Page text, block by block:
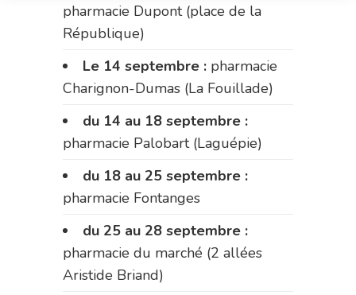
pharmacie Dupont (place de la
République)
Le 14 septembre : pharmacie
Charignon-Dumas (La Fouillade)
du 14 au 18 septembre :
pharmacie Palobart (Laguépie)
du 18 au 25 septembre :
pharmacie Fontanges
du 25 au 28 septembre :
pharmacie du marché (2 allées
Aristide Briand)